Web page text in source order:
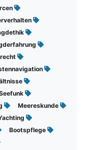
Meereskunde
Bootspflege